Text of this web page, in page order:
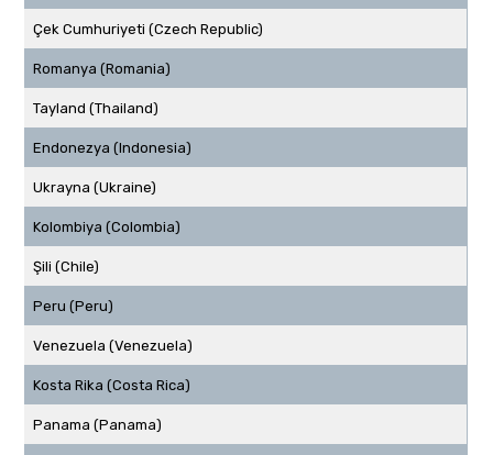
Çek Cumhuriyeti (Czech Republic)
Romanya (Romania)
Tayland (Thailand)
Endonezya (Indonesia)
Ukrayna (Ukraine)
Kolombiya (Colombia)
Şili (Chile)
Peru (Peru)
Venezuela (Venezuela)
Kosta Rika (Costa Rica)
Panama (Panama)